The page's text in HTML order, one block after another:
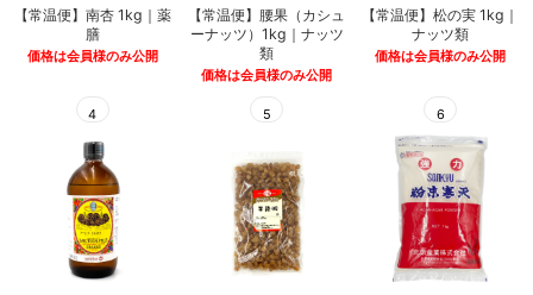
【常温便】南杏 1kg｜薬
膳
価格は会員様のみ公開
【常温便】腰果（カシュ
ーナッツ）1kg｜ナッツ
類
価格は会員様のみ公開
【常温便】松の実 1kg｜
ナッツ類
価格は会員様のみ公開
4 5 6